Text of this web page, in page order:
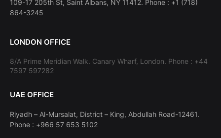
109-17 205th St, Saint Albans, NY 11412. Phone : +1 (718)
864-3245
LONDON OFFICE
8/A Prime Meridian Walk. Canary Wharf, London. Phone : +44
7597 597282
UAE OFFICE
Riyadh – Al-Mursalat, District – King, Abdullah Road-12461.
Phone : +966 57 653 5102